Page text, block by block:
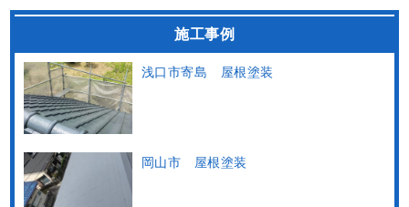
施工事例
浅口市寄島 屋根塗装
岡山市 屋根塗装